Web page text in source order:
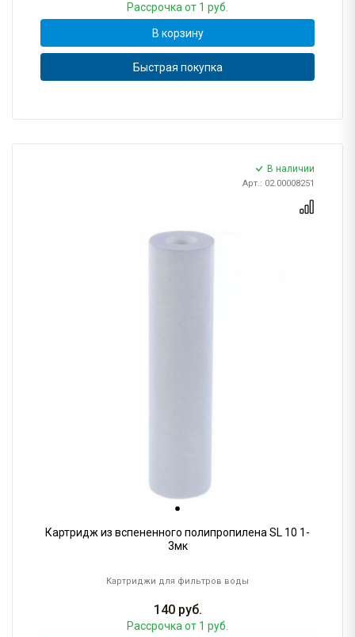
Рассрочка от 1 руб.
В корзину
Быстрая покупка
В наличии
Арт.: 02.00008251
Картридж из вспененного полипропилена SL 10 1-
3мк
Картриджи для фильтров воды
140руб.
Рассрочка от 1 руб.